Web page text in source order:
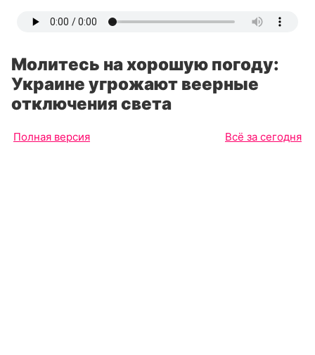
Молитесь на хорошую погоду:
Украине угрожают веерные
отключения света
Полная версия Всё за сегодня